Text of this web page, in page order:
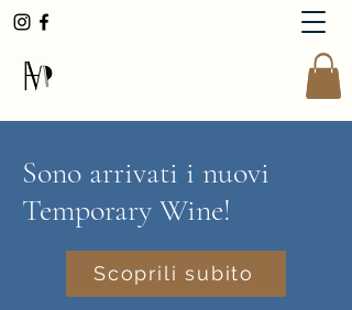
Sono arrivati i nuovi
Temporary Wine!
Scoprili subito